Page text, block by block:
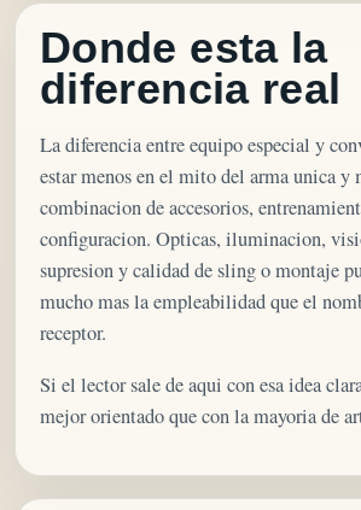
Donde esta la
diferencia real
La diferencia entre equipo especial y
estar menos en el mito del arma unica y
combinacion de accesorios,
configuracion. Opticas, iluminacion,
supresion y calidad de sling o montaje
mucho mas la empleabilidad que el
receptor.
Si el lector sale de aqui con esa idea
mejor orientado que con la mayoria de